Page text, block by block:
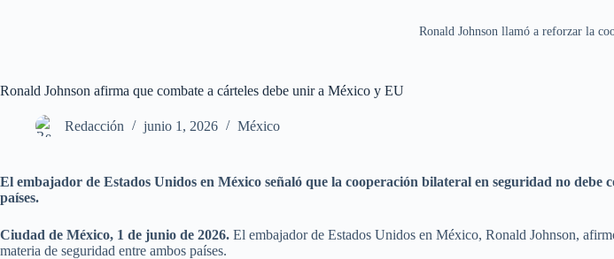
Ronald Johnson llamó a reforzar la
Ronald Johnson afirma que combate a cárteles debe unir a México y EU
Redacción junio 1, 2026 México
El embajador de Estados Unidos en México señaló que la cooperación bilateral en seguridad no
países.
Ciudad de México, 1 de junio de 2026. El embajador de Estados Unidos en México, Ronald Johnson,
materia de seguridad entre ambos países.